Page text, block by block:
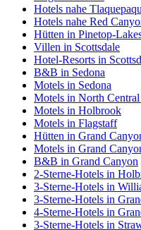
Hotels nahe
Hotels nahe Red
Hütten in Pinetop-
Villen in Scottsdale
Hotel-Resorts in
B&B in Sedona
Motels in Sedona
Motels in North
Motels in Holbrook
Motels in Flagstaff
Hütten in Grand
Motels in Grand
B&B in Grand Canyon
2-Sterne-Hotels in
3-Sterne-Hotels in
3-Sterne-Hotels in
4-Sterne-Hotels in
3-Sterne-Hotels in